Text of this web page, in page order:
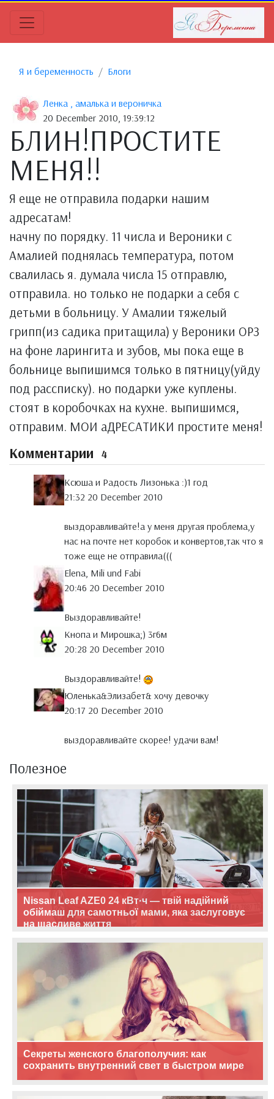
Я и беременность Блоги
Ленка , амалька и вероничка
20 December 2010, 19:39:12
БЛИН!ПРОСТИТЕ
МЕНЯ!!
Я еще не отправила подарки нашим
адресатам!
начну по порядку. 11 числа и Вероники с
Амалией поднялась температура, потом
свалилась я. думала числа 15 отправлю,
отправила. но только не подарки а себя с
детьми в больницу. У Амалии тяжелый
грипп(из садика притащила) у Вероники ОРЗ
на фоне ларингита и зубов, мы пока еще в
больнице выпишимся только в пятницу(уйду
под рассписку). но подарки уже куплены.
стоят в коробочках на кухне. выпишимся,
отправим. МОИ аДРЕСАТИКИ простите меня!
Комментарии 4
Ксюша и Радость Лизонька :)1 год
21:32 20 December 2010
выздоравливайте!а у меня другая проблема,у
нас на почте нет коробок и конвертов,так что я
тоже еще не отправила(((
Elena, Mili und Fabi
20:46 20 December 2010
Выздоравливайте!
Кнопа и Мирошка;) 3г6м
20:28 20 December 2010
Выздоравливайте!
Юленька&Элизабет& хочу девочку
20:17 20 December 2010
выздоравливайте скорее! удачи вам!
Полезное
Nissan Leaf AZE0 24 кВт·ч — твій надійний
обіймаш для самотньої мами, яка заслуговує
на щасливе життя
Секреты женского благополучия: как
сохранить внутренний свет в быстром мире